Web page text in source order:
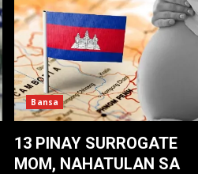
Bansa
13 PINAY SURROGATE
MOM, NAHATULAN SA